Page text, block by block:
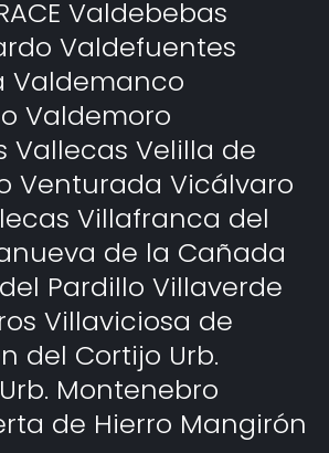
Valdebebas
Valdefuentes
Valdemanco
Valdemoro
Vallecas Velilla de
Venturada Vicálvaro
Villafranca del
de la Cañada
Pardillo Villaverde
Villaviciosa de
del Cortijo Urb.
Montenebro
de Hierro Mangirón